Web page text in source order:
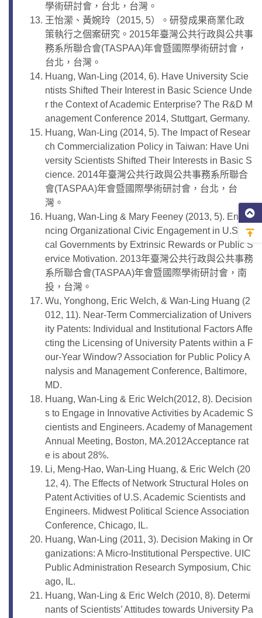
學術研討會，台北，台灣。
王怡瀠、黃婉玲（2015, 5）。研發成果商業化政
策執行之個案研究。2015年臺灣公共行政與公共事
務系所聯合會(TASPAA)年會暨國際學術研討會，
台北，台灣。
Huang, Wan-Ling (2014, 6). Have University Scie
ntists Shifted Their Interest in Basic Science Unde
r the Context of Academic Enterprise? The R&D M
anagement Conference 2014, Stuttgart, Germany.
Huang, Wan-Ling (2014, 5). The Impact of Resear
ch Commercialization Policy in Taiwan: Have Uni
versity Scientists Shifted Their Interests in Basic S
cience. 2014年臺灣公共行政與公共事務系所聯合
會(TASPAA)年會暨國際學術研討會，台北，台
灣。
Huang, Wan-Ling & Mary Feeney (2013, 5). Enha
ncing Organizational Civic Engagement in U.S. Lo
cal Governments by Extrinsic Rewards or Public S
ervice Motivation. 2013年臺灣公共行政與公共事務
系所聯合會(TASPAA)年會暨國際學術研討會，南
投，台灣。
Wu, Yonghong, Eric Welch, & Wan-Ling Huang (2
012, 11). Near-Term Commercialization of Univers
ity Patents: Individual and Institutional Factors Affe
cting the Licensing of University Patents within a F
our-Year Window? Association for Public Policy A
nalysis and Management Conference, Baltimore,
MD.
Huang, Wan-Ling & Eric Welch(2012, 8). Decision
s to Engage in Innovative Activities by Academic S
cientists and Engineers. Academy of Management
Annual Meeting, Boston, MA.2012Acceptance rat
e is about 28%.
Li, Meng-Hao, Wan-Ling Huang, & Eric Welch (20
12, 4). The Effects of Network Structural Holes on
Patent Activities of U.S. Academic Scientists and
Engineers. Midwest Political Science Association
Conference, Chicago, IL.
Huang, Wan-Ling (2011, 3). Decision Making in Or
ganizations: A Micro-Institutional Perspective. UIC
Public Administration Research Symposium, Chic
ago, IL.
Huang, Wan-Ling & Eric Welch (2010, 8). Determi
nants of Scientists’ Attitudes towards University Pa